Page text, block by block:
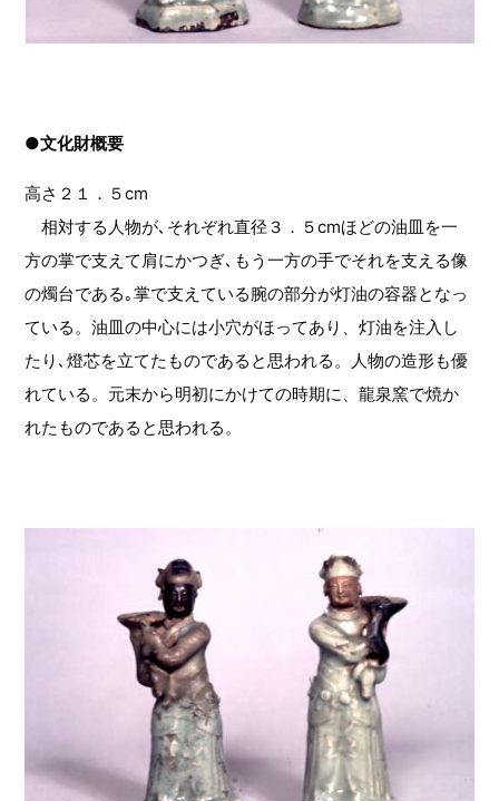
●文化財概要
高さ２１．５cm
相対する人物が､それぞれ直径３．５cmほどの油皿を一
方の掌で支えて肩にかつぎ､もう一方の手でそれを支える像
の燭台である｡掌で支えている腕の部分が灯油の容器となっ
ている。油皿の中心には小穴がほってあり、灯油を注入し
たり､燈芯を立てたものであると思われる。人物の造形も優
れている。元末から明初にかけての時期に、龍泉窯で焼か
れたものであると思われる。